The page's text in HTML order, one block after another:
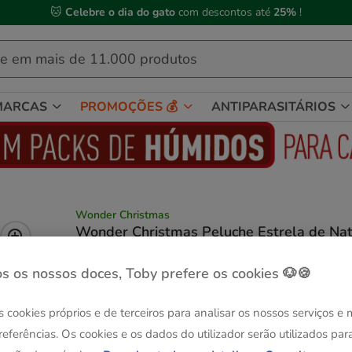
🐱 Celebre o dia do gato com descontos até 25% !
PROMOÇÕES 💰 ANTIPARASITÁRIOS
Wonder Christmas
Wonder Christmas Peluche Estrela de
Ver descrição
1 ud.
2x1 em Snacks!
os nossos doces, Toby prefere os cookies 🐶🍪
cookies próprios e de terceiros para analisar os nossos serviços e
Os cookies e os dados do utilizador serão utilizados